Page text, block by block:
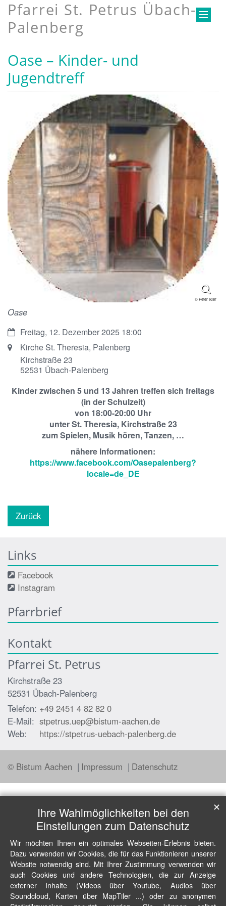
Pfarrei St. Petrus Übach-
Palenberg
Oase – Kinder- und
Jugendtreff
© Peter Ikier
Oase
Datum:Freitag, 12. Dezember 2025 18:00
Ort: Kirche St. Theresia, Palenberg
Kirchstraße 23
52531 Übach-Palenberg
Kinder zwischen 5 und 13 Jahren treffen sich freitags
(in der Schulzeit)
von 18:00-20:00 Uhr
unter St. Theresia, Kirchstraße 23
zum Spielen, Musik hören, Tanzen, …
nähere Informationen:
https://www.facebook.com/Oasepalenberg?
locale=de_DE
Zurück
Links
Facebook
Instagram
Pfarrbrief
Kontakt
Pfarrei St. Petrus
Kirchstraße 23
52531 Übach-Palenberg
Telefon: +49 2451 4 82 82 0
E-Mail: stpetrus.uep@bistum-aachen.de
Web:
https://stpetrus-uebach-palenberg.de
© Bistum Aachen Impressum Datenschutz
Ihre Wahlmöglichkeiten bei den
Einstellungen zum Datenschutz
Wir möchten Ihnen ein optimales Webseiten-Erlebnis bieten.
Dazu verwenden wir Cookies, die für das Funktionieren unserer
Website notwendig sind. Mit Ihrer Zustimmung verwenden wir
auch Cookies und andere Technologien, die zur Anzeige
externer Inhalte (Videos über Youtube, Audios über
Soundcloud, Karten über MapTiler ...) oder zu anonymen
✕